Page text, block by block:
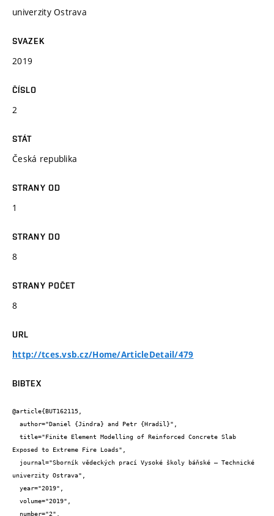
univerzity Ostrava
SVAZEK
2019
ČÍSLO
2
STÁT
Česká republika
STRANY OD
1
STRANY DO
8
STRANY POČET
8
URL
http://tces.vsb.cz/Home/ArticleDetail/479
BIBTEX
@article{BUT162115,
Exposed to Extreme Fire Loads",
univerzity Ostrava",